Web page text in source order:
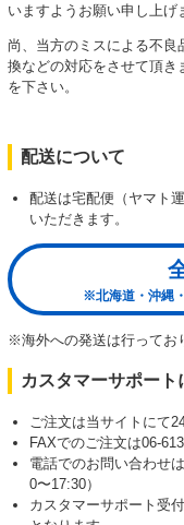
いますようお願い申し上げ
尚、当方のミスによる不
換などの対応をさせて頂き
を下さい。
配送について
配送は宅配便（ヤマト
いただきます。
※北海道・沖縄
※海外への発送は行ってお
カスタマーサポート
ご注文は当サイトにて
FAXでのご注文は06-
電話でのお問い合わせ
0〜17:30）
カスタマーサポート受